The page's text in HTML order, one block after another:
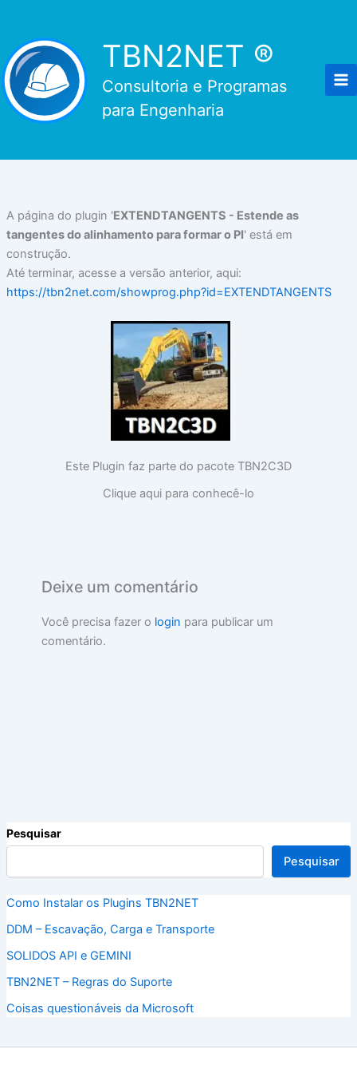
conteúdo
TBN2NET ®
Consultoria e Programas
para Engenharia
A página do plugin 'EXTENDTANGENTS - Estende as
tangentes do alinhamento para formar o PI' está em
construção.
Até terminar, acesse a versão anterior, aqui:
https://tbn2net.com/showprog.php?id=EXTENDTANGENTS
Este Plugin faz parte do pacote TBN2C3D
Clique aqui para conhecê-lo
Deixe um comentário
Você precisa fazer o login para publicar um
comentário.
Pesquisar
Pesquisar
Como Instalar os Plugins TBN2NET
DDM – Escavação, Carga e Transporte
SOLIDOS API e GEMINI
TBN2NET – Regras do Suporte
Coisas questionáveis da Microsoft